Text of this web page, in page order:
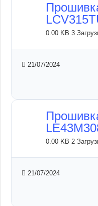
0.00 KB3
21/07/2024
0.00 KB 2
21/07/2024